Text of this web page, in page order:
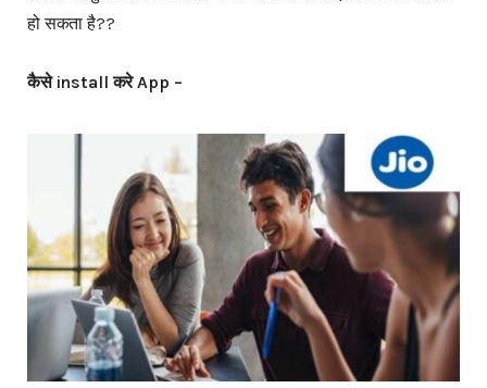
हो सकता है??
कैसे install करे App –